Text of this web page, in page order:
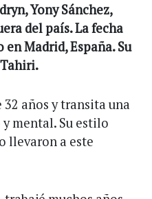
Yony Sánchez,
del país. La fecha
Madrid, España. Su
años y transita una
mental. Su estilo
llevaron a este